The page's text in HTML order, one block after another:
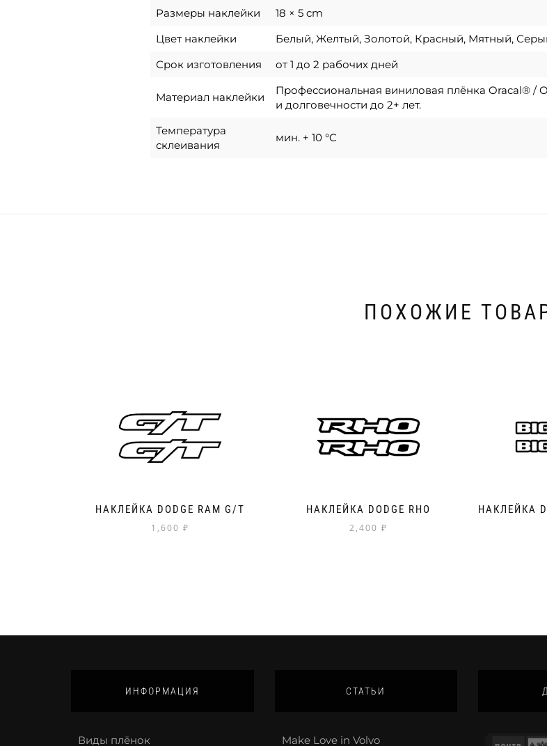
Размеры наклейки
18 × 5 cm
Цвет наклейки
Белый, Желтый, Золотой, Красный, Мятный,
Срок изготовления
от 1 до 2 рабочих дней
Материал наклейки
Профессиональная виниловая плёнка Oracal® /
и долговечности до 2+ лет.
Температура
склеивания
мин. + 10 °C
ПОХОЖИЕ
НАКЛЕЙКА DODGE RAM G/T
1,600 ₽
НАКЛЕЙКА DODGE RHO
2,400 ₽
НАКЛЕЙКА
ИНФОРМАЦИЯ
Виды плёнок
СТАТЬИ
Make Love in Volvo